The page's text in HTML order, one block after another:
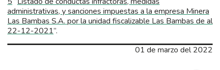
administrativas, y sanciones impuestas a la empresa Minera
Las Bambas S.A. por la unidad fiscalizable Las Bambas de al
22-12-2021”.
01 de marzo del 2022